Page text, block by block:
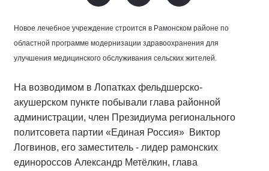
Новое лечебное учреждение строится в Рамонском районе по
областной программе модернизации здравоохранения для
улучшения медицинского обслуживания сельских жителей.
На возводимом в Лопатках фельдшерско-
акушерском пункте побывали глава районной
администрации, член Президиума регионального
политсовета партии «Единая Россия» Виктор
Логвинов, его заместитель - лидер рамонских
единороссов Александр Метёлкин, глава